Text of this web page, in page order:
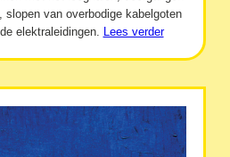
van overbodige kabelgoten
elektraleidingen. Lees verder